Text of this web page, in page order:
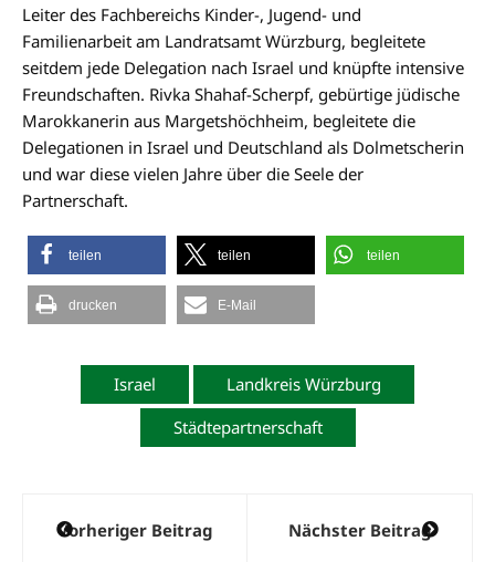
Leiter des Fachbereichs Kinder-, Jugend- und
Familienarbeit am Landratsamt Würzburg, begleitete
seitdem jede Delegation nach Israel und knüpfte intensive
Freundschaften. Rivka Shahaf-Scherpf, gebürtige jüdische
Marokkanerin aus Margetshöchheim, begleitete die
Delegationen in Israel und Deutschland als Dolmetscherin
und war diese vielen Jahre über die Seele der
Partnerschaft.
teilen teilen teilen
drucken E-Mail
Israel
Landkreis Würzburg
Städtepartnerschaft
Beitragsnavigation
Vorheriger Beitrag Nächster Beitrag